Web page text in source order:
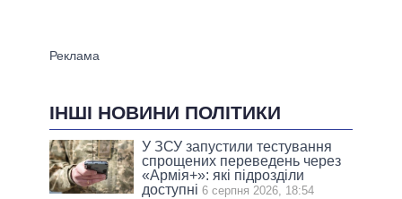
ІНШІ НОВИНИ ПОЛІТИКИ
У ЗСУ запустили тестування
спрощених переведень через
«Армія+»: які підрозділи
доступні 6 серпня 2026, 18:54